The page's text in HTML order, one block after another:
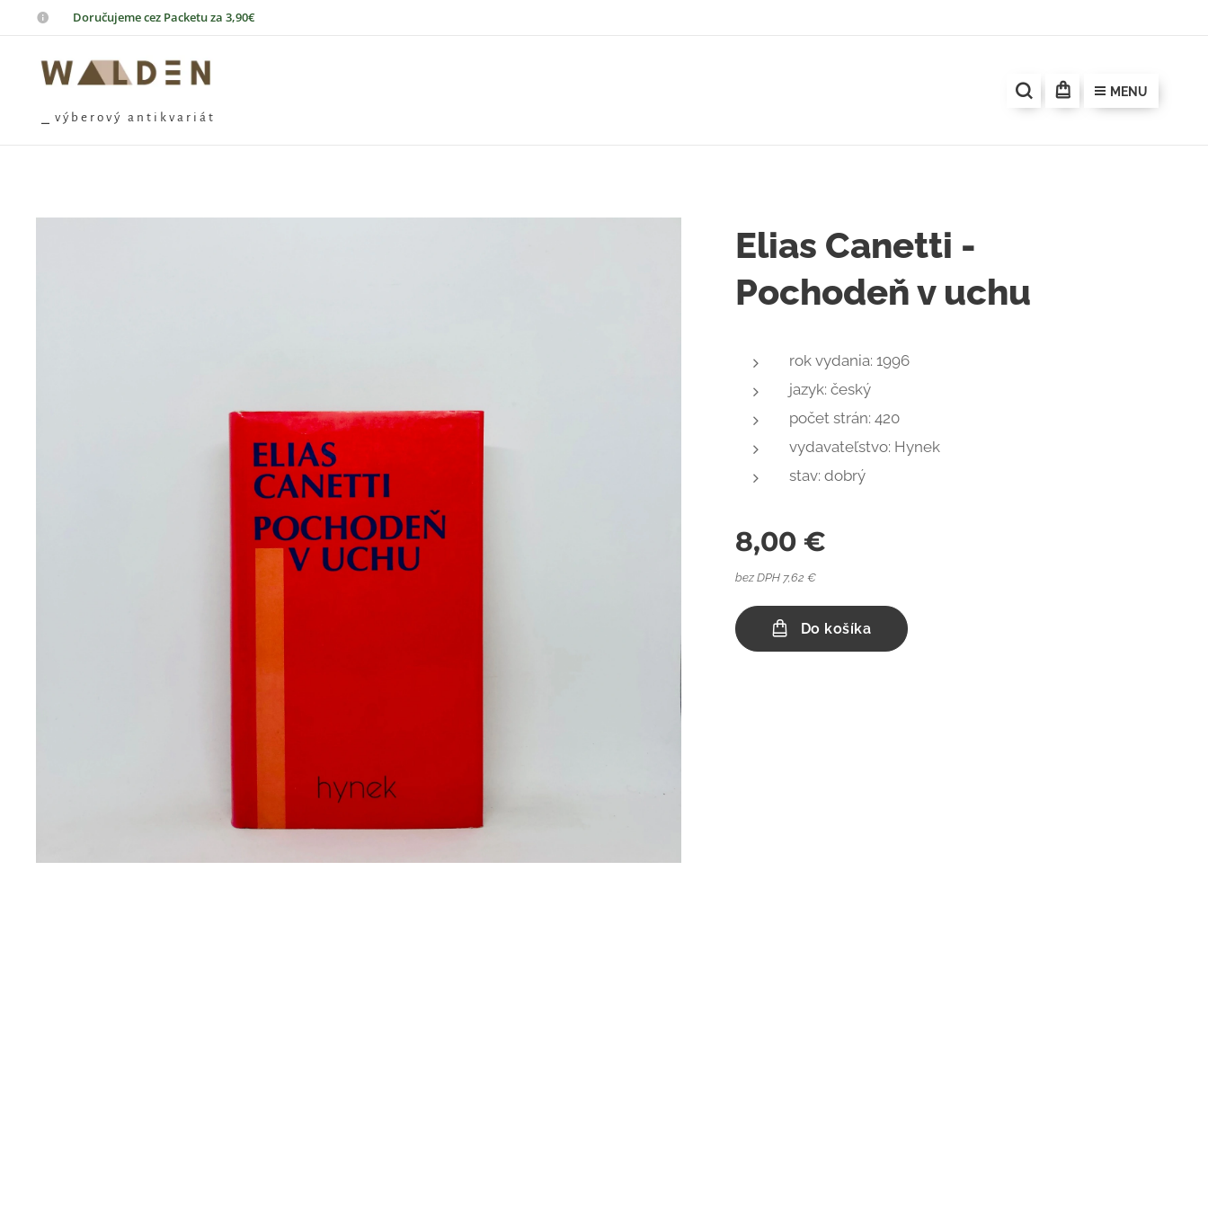
Doručujeme cez Packetu za 3,90€
⎯ v ý b e r o v ý a n t i k v a r i á t
MENU
Elias Canetti -
Pochodeň v uchu
rok vydania: 1996
jazyk: český
počet strán: 420
vydavateľstvo: Hynek
stav: dobrý
8,00 €
bez DPH 7,62 €
Do košíka